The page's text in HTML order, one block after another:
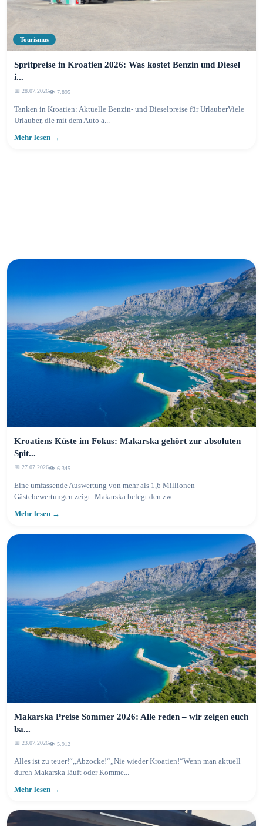
Tourismus
Spritpreise in Kroatien 2026: Was kostet Benzin und Diesel
i...
📅 28.07.2026👁️ 7.895
Tanken in Kroatien: Aktuelle Benzin- und Dieselpreise für UrlauberViele
Urlauber, die mit dem Auto a...
Mehr lesen →
Kroatiens Küste im Fokus: Makarska gehört zur absoluten
Spit...
📅 27.07.2026👁️ 6.345
Eine umfassende Auswertung von mehr als 1,6 Millionen
Gästebewertungen zeigt: Makarska belegt den zw...
Mehr lesen →
Makarska Preise Sommer 2026: Alle reden – wir zeigen euch
ba...
📅 23.07.2026👁️ 5.917
Alles ist zu teuer!“„Abzocke!“„Nie wieder Kroatien!“Wenn man aktuell
durch Makarska läuft oder Komme...
Mehr lesen →